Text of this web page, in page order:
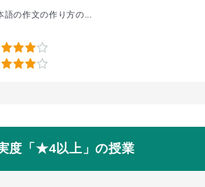
語の作文の作り方の...
度「★4以上」の授業